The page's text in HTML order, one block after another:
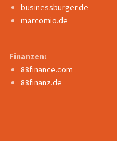
businessburger.de
marcomio.de
Finanzen:
88finance.com
88finanz.de